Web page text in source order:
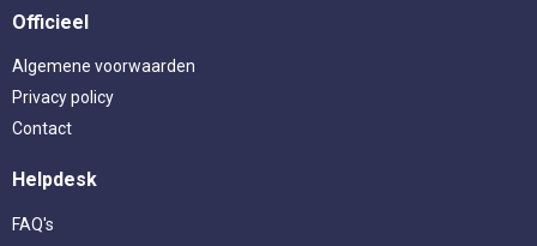
Officieel
Algemene voorwaarden
Privacy policy
Contact
Helpdesk
FAQ's